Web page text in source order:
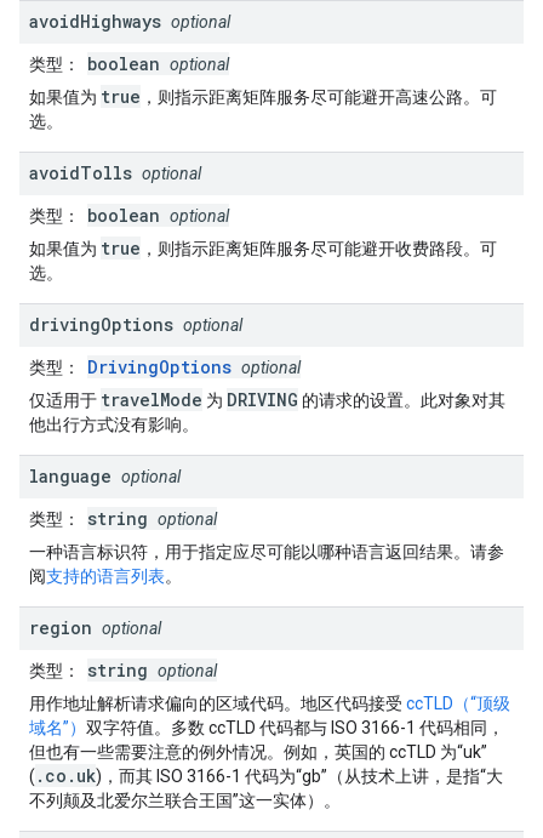
avoidHighways optional
类型 ： boolean optional
如果值为 true ，则指示距离矩阵服务尽可能避开高速公路。可
选。
avoidTolls optional
类型 ： boolean optional
如果值为 true ，则指示距离矩阵服务尽可能避开收费路段。可
选。
drivingOptions optional
类型 ： DrivingOptions optional
仅适用于 travelMode 为 DRIVING 的请求的设置。此对象对其
他出行方式没有影响。
language optional
类型 ： string optional
一种语言标识符，用于指定应尽可能以哪种语言返回结果。请参
阅支持的语言列表。
region optional
类型 ： string optional
用作地址解析请求偏向的区域代码。地区代码接受 ccTLD（“顶级
域名”） 双字符值。多数 ccTLD 代码都与 ISO 3166-1 代码相同，
但也有一些需要注意的例外情况。例如，英国的 ccTLD 为“uk”
( .co.uk)，而其 ISO 3166-1 代码为“gb”（从技术上讲，是指“大
不列颠及北爱尔兰联合王国”这一实体）。